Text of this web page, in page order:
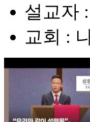
설교자
교회 :